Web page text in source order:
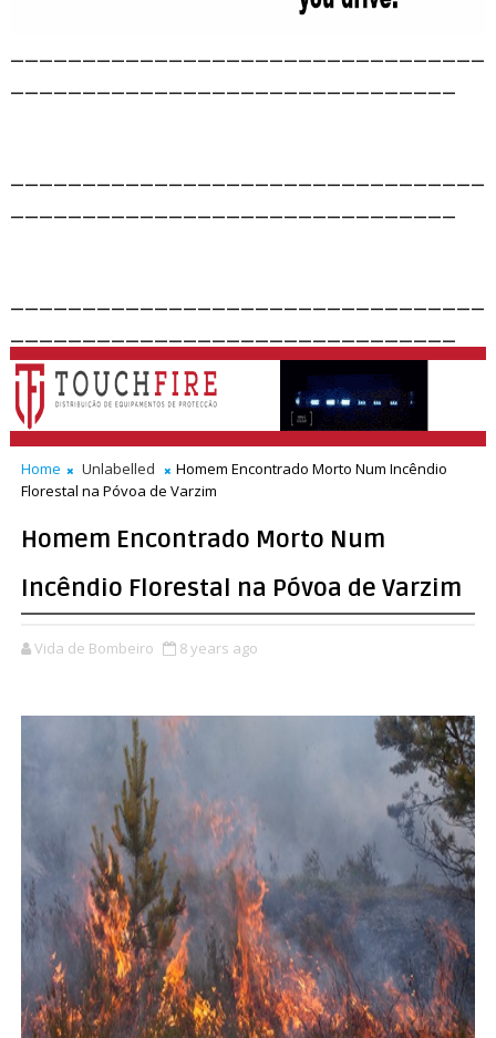
Home Unlabelled
Homem Encontrado Morto Num Incêndio
Florestal na Póvoa de Varzim
Homem Encontrado Morto Num
Incêndio Florestal na Póvoa de Varzim
Vida de Bombeiro 8 years ago